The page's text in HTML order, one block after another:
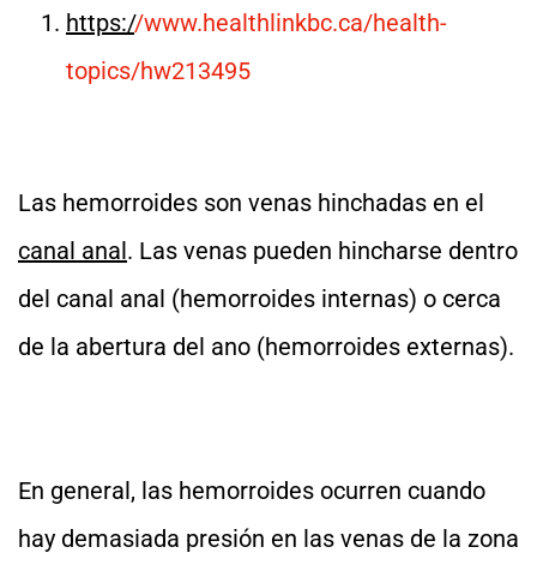
https://www.healthlinkbc.ca/health-
topics/hw213495
Las hemorroides son venas hinchadas en el
canal anal. Las venas pueden hincharse dentro
del canal anal (hemorroides internas) o cerca
de la abertura del ano (hemorroides externas).
En general, las hemorroides ocurren cuando
hay demasiada presión en las venas de la zona